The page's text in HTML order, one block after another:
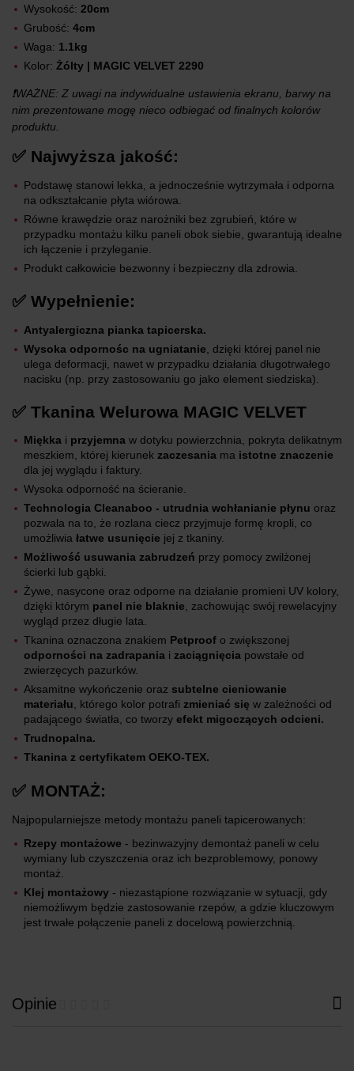
Wysokość: 20cm
Grubość: 4cm
Waga: 1.1kg
Kolor: Żólty | MAGIC VELVET 2290
❗WAŻNE: Z uwagi na indywidualne ustawienia ekranu, barwy na
nim prezentowane mogę nieco odbiegać od finalnych kolorów
produktu.
✅ Najwyższa jakość:
Podstawę stanowi lekka, a jednocześnie wytrzymała i odporna
na odkształcanie płyta wiórowa.
Równe krawędzie oraz narożniki bez zgrubień, które w
przypadku montażu kilku paneli obok siebie, gwarantują idealne
ich łączenie i przyleganie.
Produkt całkowicie bezwonny i bezpieczny dla zdrowia.
✅ Wypełnienie:
Antyalergiczna pianka tapicerska.
Wysoka odpornośc na ugniatanie , dzięki której panel nie
ulega deformacji, nawet w przypadku działania długotrwałego
nacisku (np. przy zastosowaniu go jako element siedziska).
✅ Tkanina Welurowa MAGIC VELVET
Miękka i przyjemna w dotyku powierzchnia, pokryta delikatnym
meszkiem, której kierunek zaczesania ma istotne znaczenie
dla jej wyglądu i faktury.
Wysoka odporność na ścieranie.
Technologia Cleanaboo - utrudnia wchłanianie płynu oraz
pozwala na to, że rozlana ciecz przyjmuje formę kropli, co
umożliwia łatwe usunięcie jej z tkaniny.
Możliwość usuwania zabrudzeń przy pomocy zwilżonej
ścierki lub gąbki.
Żywe, nasycone oraz odporne na działanie promieni UV kolory,
dzięki którym panel nie blaknie, zachowując swój rewelacyjny
wygląd przez długie lata.
Tkanina oznaczona znakiem Petproof o zwiększonej
odporności na zadrapania i zaciągnięcia powstałe od
zwierzęcych pazurków.
Aksamitne wykończenie oraz subtelne cieniowanie
materiału, którego kolor potrafi zmieniać się w zależności od
padającego światła, co tworzy efekt migoczących odcieni.
Trudnopalna.
Tkanina z certyfikatem OEKO-TEX.
✅ MONTAŻ:
Najpopularniejsze metody montażu paneli tapicerowanych:
Rzepy montażowe - bezinwazyjny demontaż paneli w celu
wymiany lub czyszczenia oraz ich bezproblemowy, ponowy
montaż.
Klej montażowy - niezastąpione rozwiązanie w sytuacji, gdy
niemożliwym będzie zastosowanie rzepów, a gdzie kluczowym
jest trwałe połączenie paneli z docelową powierzchnią.
Opinie